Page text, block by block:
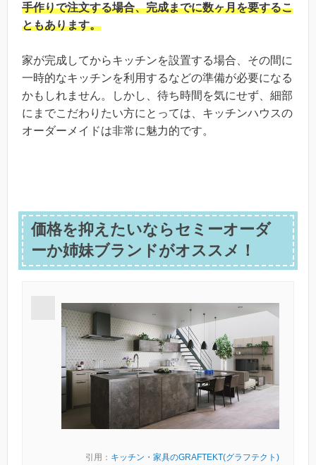
手作りで注文する場合、完成までに数ヶ月を要するこ
ともあります。
家が完成してからキッチンを設置する場合、その間に
一時的なキッチンを利用するなどの準備が必要になる
かもしれません。しかし、待ち時間を気にせず、細部
にまでこだわりたい方にとっては、キッチンハウスの
オーダーメイドは非常に魅力的です。
価格を抑えたいならセミーオーダ
ーか姉妹ブランドがオススメ！
引用： キッチン・家具のGRAFTEKT(グラフテクト)